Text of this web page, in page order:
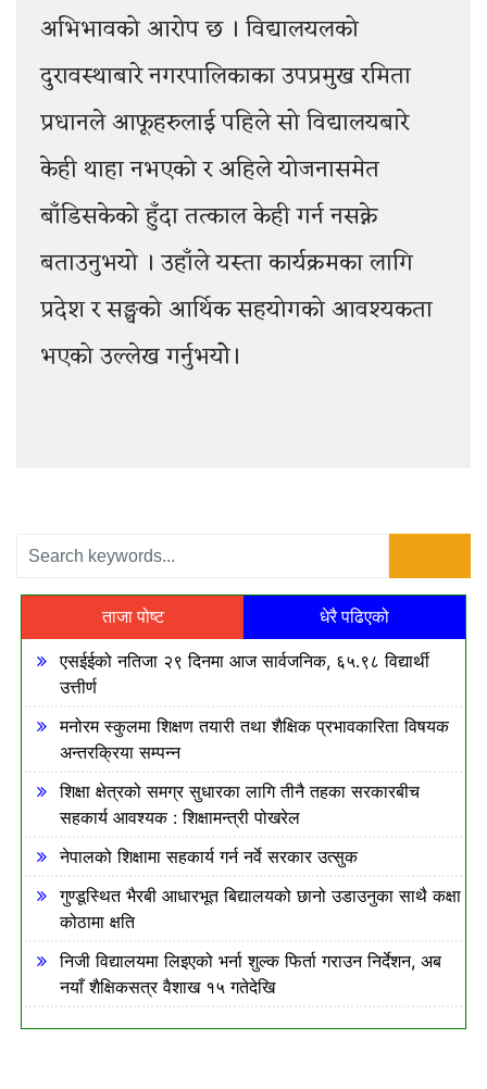
अभिभावको आरोप छ । विद्यालयलको
दुरावस्थाबारे नगरपालिकाका उपप्रमुख रमिता
प्रधानले आफूहरुलाई पहिले सो विद्यालयबारे
केही थाहा नभएको र अहिले योजनासमेत
बाँडिसकेको हुँदा तत्काल केही गर्न नसक्ने
बताउनुभयो । उहाँले यस्ता कार्यक्रमका लागि
प्रदेश र सङ्घको आर्थिक सहयोगको आवश्यकता
भएको उल्लेख गर्नुभयोे।
ताजा पोष्ट धेरै पढिएको
एसईईको नतिजा २९ दिनमा आज सार्वजनिक, ६५.९८ विद्यार्थी
उत्तीर्ण
मनोरम स्कुलमा शिक्षण तयारी तथा शैक्षिक प्रभावकारिता विषयक
अन्तरक्रिया सम्पन्न
शिक्षा क्षेत्रको समग्र सुधारका लागि तीनै तहका सरकारबीच
सहकार्य आवश्यक : शिक्षामन्त्री पोखरेल
नेपालको शिक्षामा सहकार्य गर्न नर्वे सरकार उत्सुक
गुण्डूस्थित भैरबी आधारभूत बिद्यालयको छानो उडाउनुका साथै कक्षा
कोठामा क्षति
निजी विद्यालयमा लिइएको भर्ना शुल्क फिर्ता गराउन निर्देशन, अब
नयाँ शैक्षिकसत्र वैशाख १५ गतेदेखि